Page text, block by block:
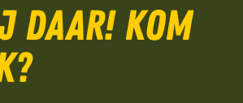
daar! Kom